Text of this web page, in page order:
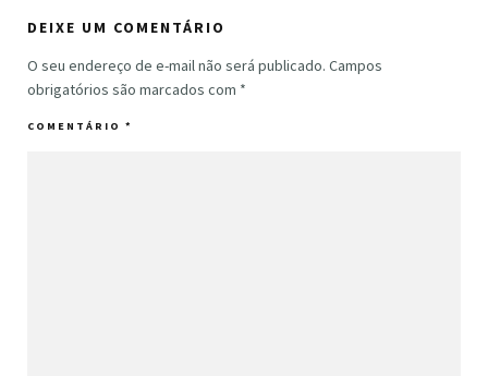
DEIXE UM COMENTÁRIO
O seu endereço de e-mail não será publicado. Campos
obrigatórios são marcados com *
COMENTÁRIO *